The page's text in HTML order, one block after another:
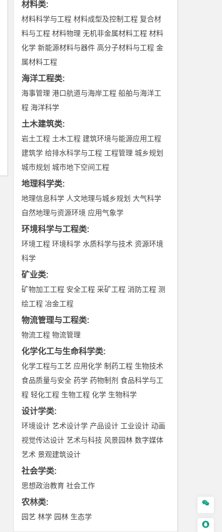
材料类:
材料科学与工程 材料成型及控制工程 复合材
料与工程 材料物理 无机非金属材料工程 材料
化学 新能源材料与器件 高分子材料与工程 金
属材料工程
海洋工程类:
海事管理 港口航道与海岸工程 船舶与海洋工
程 海洋科学
土木建筑类:
岩土工程 土木工程 建筑环境与能源应用工程
建筑学 给排水科学与工程 工程管理 城乡规划
城市规划 城市地下空间工程
地理科学类:
地理信息科学 人文地理与城乡规划 大气科学
自然地理与资源环境 应用气象学
环境科学与工程类:
环境工程 环境科学 水质科学与技术 资源环境
科学
矿业类:
矿物加工工程 安全工程 采矿工程 消防工程 测
绘工程 冶金工程
物流管理与工程类:
物流工程 物流管理
化学化工与生命科学类:
化学工程与工艺 应用化学 制药工程 生物技术
食品质量与安全 药学 药物制剂 食品科学与工
程 轻化工程 生物工程 化学 生物科学
设计学类:
环境设计 艺术设计学 产品设计 工业设计 动画
视觉传达设计 艺术与科技 风景园林 数字媒体
艺术 景观建筑设计
社会学类:
思想政治教育 社会工作
农林类:
园艺 林学 园林 生态学

